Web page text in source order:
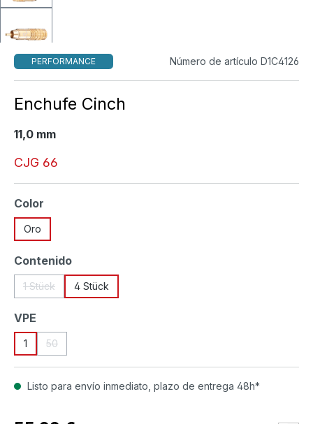
PERFORMANCE Número de artículo D1C4126
Enchufe Cinch
11,0 mm
CJG 66
Seleccione
Color
Oro
Seleccione
Contenido
1 Stück 4 Stück
Seleccione
VPE
1 50
Listo para envío inmediato, plazo de entrega 48h*